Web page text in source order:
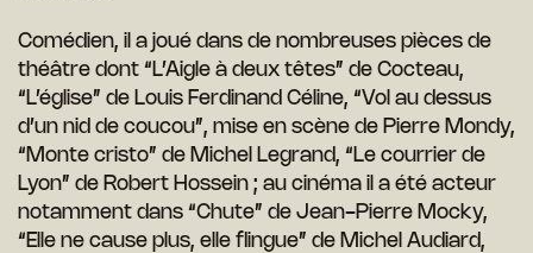
Comédien, il a joué dans de nombreuses pièces de
théâtre dont “L’Aigle à deux têtes” de Cocteau,
“L’église” de Louis Ferdinand Céline, “Vol au dessus
d’un nid de coucou”, mise en scène de Pierre Mondy,
“Monte cristo” de Michel Legrand, “Le courrier de
Lyon” de Robert Hossein ; au cinéma il a été acteur
notamment dans “Chute” de Jean-Pierre Mocky,
“Elle ne cause plus, elle flingue” de Michel Audiard,